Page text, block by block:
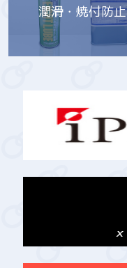
潤滑・焼付防止